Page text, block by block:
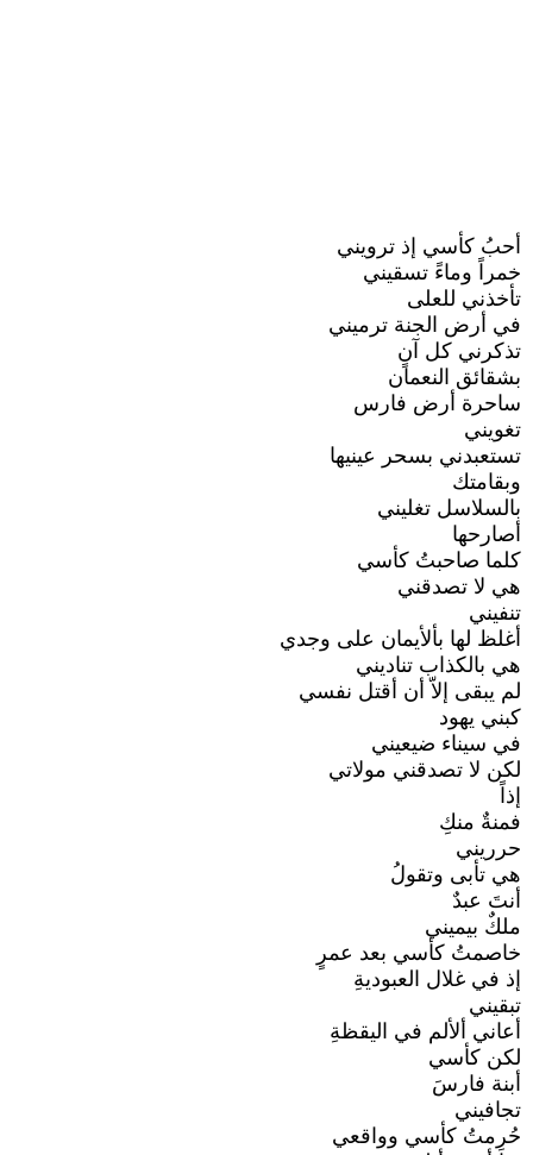
أحبُ كأسي إذ ترويني
خمراً وماءً تسقيني
تأخذني للعلى
في أرض الجنة ترميني
تذكرني كل آنٍ
بشقائق النعمان
ساحرة أرض فارس
تغويني
تستعبدني بسحر عينيها
وبقامتك
بالسلاسل تغليني
أصارحها
كلما صاحبتُ كأسي
هي لا تصدقني
تنفيني
أغلظ لها بألأيمان على وجدي
هي بالكذاب تناديني
لم يبقى إلاّ أن أقتل نفسي
كبني يهود
في سيناء ضيعيني
لكن لا تصدقني مولاتي
إذاً
فمنةٌ منكِ
حرريني
هي تأبى وتقولُ
أنتَ عبدٌ
ملكٌ بيميني
خاصمتُ كأسي بعد عمرٍ
إذ في غلال العبوديةِ
تبقيني
أعاني ألألم في اليقظةِ
لكن كأسي
أبنة فارسَ
تجافيني
حُرِمتُ كأسي وواقعي